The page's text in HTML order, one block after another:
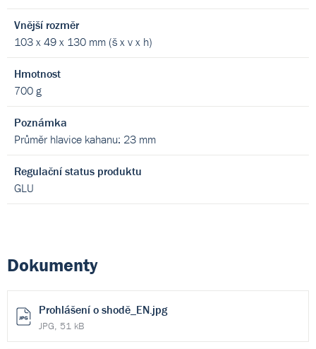
Vnější rozměr
103 x 49 x 130 mm (š x v x h)
Hmotnost
700 g
Poznámka
Průměr hlavice kahanu: 23 mm
Regulační status produktu
GLU
Dokumenty
Prohlášení o shodě_EN.jpg
JPG, 51 kB